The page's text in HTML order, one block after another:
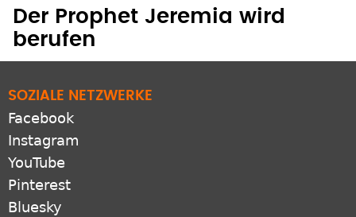
Der Prophet Jeremia wird
berufen
SOZIALE NETZWERKE
Facebook
Instagram
YouTube
Pinterest
Bluesky